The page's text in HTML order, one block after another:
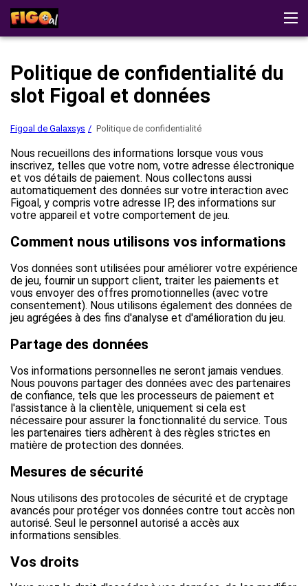
Démonstration Télécharger
Jouer au casino
Politique de confidentialité du
slot Figoal et données
Figoal de Galaxsys Politique de confidentialité
Nous recueillons des informations lorsque vous vous
inscrivez, telles que votre nom, votre adresse électronique
et vos détails de paiement. Nous collectons aussi
automatiquement des données sur votre interaction avec
Figoal, y compris votre adresse IP, des informations sur
votre appareil et votre comportement de jeu.
Comment nous utilisons vos informations
Vos données sont utilisées pour améliorer votre expérience
de jeu, fournir un support client, traiter les paiements et
vous envoyer des offres promotionnelles (avec votre
consentement). Nous utilisons également des données de
jeu agrégées à des fins d'analyse et d'amélioration du jeu.
Partage des données
Vos informations personnelles ne seront jamais vendues.
Nous pouvons partager des données avec des partenaires
de confiance, tels que les processeurs de paiement et
l'assistance à la clientèle, uniquement si cela est
nécessaire pour assurer la fonctionnalité du service. Tous
les partenaires tiers adhèrent à des règles strictes en
matière de protection des données.
Mesures de sécurité
Nous utilisons des protocoles de sécurité et de cryptage
avancés pour protéger vos données contre tout accès non
autorisé. Seul le personnel autorisé a accès aux
informations sensibles.
Vos droits